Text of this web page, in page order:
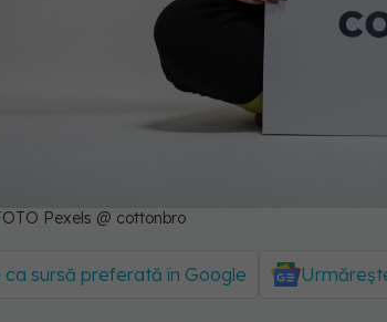
Pexels @ cottonbro
sursă preferată în Google